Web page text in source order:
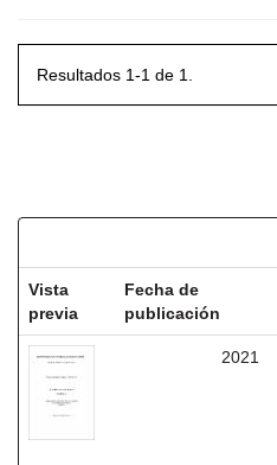
Resultados 1-1 de 1.
Vista
previa
Fecha de
publicación
2021